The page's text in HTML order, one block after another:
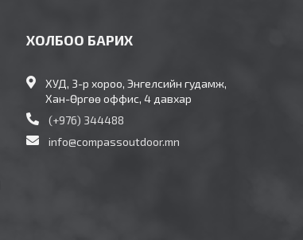
ХОЛБОО БАРИХ
ХУД, 3-р хороо, Энгелсийн гудамж,
Хан-Өргөө оффис, 4 давхар
(+976) 344488
info@compassoutdoor.mn